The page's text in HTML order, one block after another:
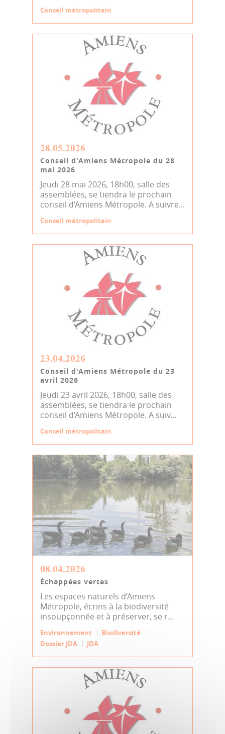
Conseil métropolitain
28.05.2026
Conseil d'Amiens Métropole du 28
mai 2026
Jeudi 28 mai 2026, 18h00, salle des
assemblées, se tiendra le prochain
conseil d’Amiens Métropole. A suivre...
Conseil métropolitain
23.04.2026
Conseil d'Amiens Métropole du 23
avril 2026
Jeudi 23 avril 2026, 18h00, salle des
assemblées, se tiendra le prochain
conseil d’Amiens Métropole. A suiv...
Conseil métropolitain
08.04.2026
Échappées vertes
Les espaces naturels d’Amiens
Métropole, écrins à la biodiversité
insoupçonnée et à préserver, se r...
Environnement
Biodiversité
Dossier JDA
JDA